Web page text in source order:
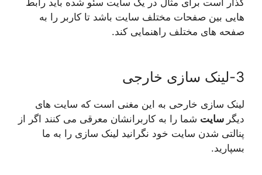
گذار است برای مثال در یک سایت سئو شده باید رابط
هایی بین صفحات مختلف سایت باشد تا کاربر را به
صفحه های مختلف راهنمایی کند.
3-لینک سازی خارجی
لینک سازی خارحی به این مغنی است که سایت های
دیگر سایت شما را به کاربرانشان معرقی می کنند اگر از
پنالتی شدن سایت خود نگرانید لینک سازی را به ما
بسپارید.